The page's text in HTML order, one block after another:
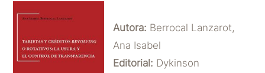
Autora: Berrocal Lanzarot,
Ana Isabel
Editorial: Dykinson